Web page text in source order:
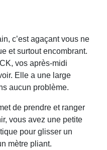
c’est agaçant vous ne
et surtout encombrant.
vos après-midi
Elle a une large
aucun problème.
de prendre et ranger
vous avez une petite
pour glisser un
mètre pliant.